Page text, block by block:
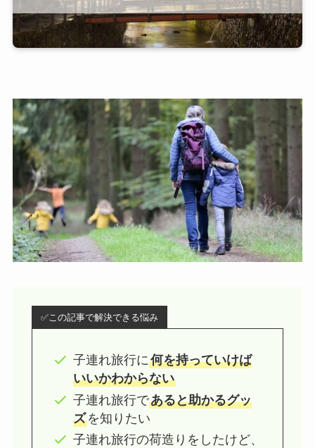
✅この記事で解決できる悩み
子連れ旅行に何を持っていけば
いいかわからない
子連れ旅行であると助かるグッ
ズ を知りたい
子連れ旅行の荷造りをしたけど、